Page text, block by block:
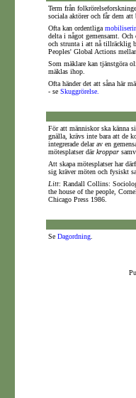
Term från
sociala aktörer och får dem att
Ofta kan ordentliga
delta i något gemensamt.
och strunta i att nå tillräcklig
Peoples' Global Actions
Som mäklare kan tjänstgöra
mäklas ihop.
Ofta händer det att såna här
- se Skuggrörelse.
För att människor ska känna
gnälla, krävs inte bara att de
integrerade delar av en
mötesplatser därkroppar
Att skapa mötesplatser har
sig kräver möten och fysiskt
Litt: Randall Collins:
the house of the people,
Chicago Press 1986.
Se Dagordning